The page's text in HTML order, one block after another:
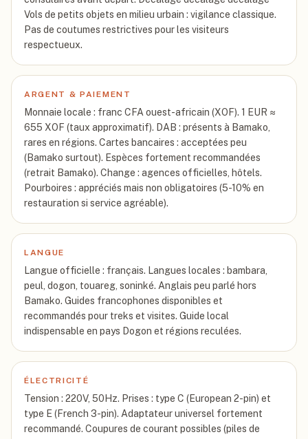
Vols de petits objets en milieu urbain : vigilance classique.
Pas de coutumes restrictives pour les visiteurs
respectueux.
ARGENT & PAIEMENT
Monnaie locale : franc CFA ouest-africain (XOF). 1 EUR ≈
655 XOF (taux approximatif). DAB : présents à Bamako,
rares en régions. Cartes bancaires : acceptées peu
(Bamako surtout). Espèces fortement recommandées
(retrait Bamako). Change : agences officielles, hôtels.
Pourboires : appréciés mais non obligatoires (5-10% en
restauration si service agréable).
LANGUE
Langue officielle : français. Langues locales : bambara,
peul, dogon, touareg, soninké. Anglais peu parlé hors
Bamako. Guides francophones disponibles et
recommandés pour treks et visites. Guide local
indispensable en pays Dogon et régions reculées.
ÉLECTRICITÉ
Tension : 220V, 50Hz. Prises : type C (European 2-pin) et
type E (French 3-pin). Adaptateur universel fortement
recommandé. Coupures de courant possibles (piles de